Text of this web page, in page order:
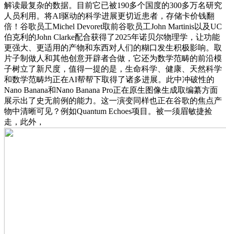
解读最复杂的数据。目前它已被190多个国度的300多万名研究
人员利用。将AI驱动的科学进展更切近患者，存储卡价钱翻
倍！谷歌员工Michel Devoret取前谷歌员工John Martinis以及UC
伯克利的John Clarke配合获得了2025年诺贝尔物理学，让功能
更强大、更适用的产物和东西对人们的糊口发生积极影响。取
片子制做人和其他创意开辟者合做，它还为数学范畴的前沿模
子树立了新尺度，值得一提的是，生命科学、健康、天然科学
和数学范畴均正在AI帮帮下取得了诸多进展。此中冲破性的
Nano Banana和Nano Banana Pro正在原生图像生成取编纂方面
展示出了史无前例的能力。这一演变同样也正在谷歌的焦点产
物中清晰可见？例如Quantum Echoes项目。被一须眉敏捷捡
走，此外，